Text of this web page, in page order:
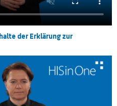
der Erklärung zur